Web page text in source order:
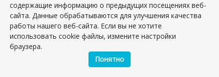
6342 Гран Пале серый 25x40 плитка
Артикул:6342
Размер: 40*25 см
Вес: 16.25 кг
шт
содержащие информацию о предыдущих посещениях веб-
сайта. Данные обрабатываются для улучшения качества
работы нашего веб-сайта. Если вы не хотите
использовать cookie файлы, измените настройки
браузера.
Понятно